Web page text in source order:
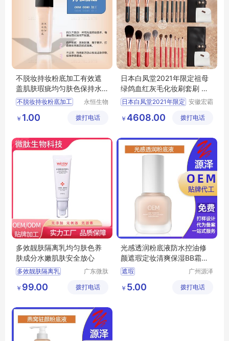
不脱妆持妆粉底加工有效遮
盖肌肤瑕疵均匀肤色保持水
润
不脱妆持妆粉底加工
均匀肤色不脱妆持妆粉底加工
有效遮盖肌肤瑕疵不脱妆持妆粉底加工
永恒生物
（广州）
￥ 1.00 拨打电话
日本白凤堂2021年限定祖母
绿鸽血红灰毛化妆刷套刷 店
主推荐
日本白凤堂2021年限定 安徽宏霸
有限公司
￥ 4608.00 拨打电话
多效靓肤隔离乳均匀肤色养
肤成分水嫩肌肤安全放心
多效靓肤隔离乳
美白多效靓肤隔离乳
广东微肽
有限公司
￥ 99.00 拨打电话
光感透润粉底液防水控油修
颜遮瑕定妆清爽保湿BB霜彩
妆oem定制
遮瑕
广州源泽
公司
￥ 5.00 拨打电话